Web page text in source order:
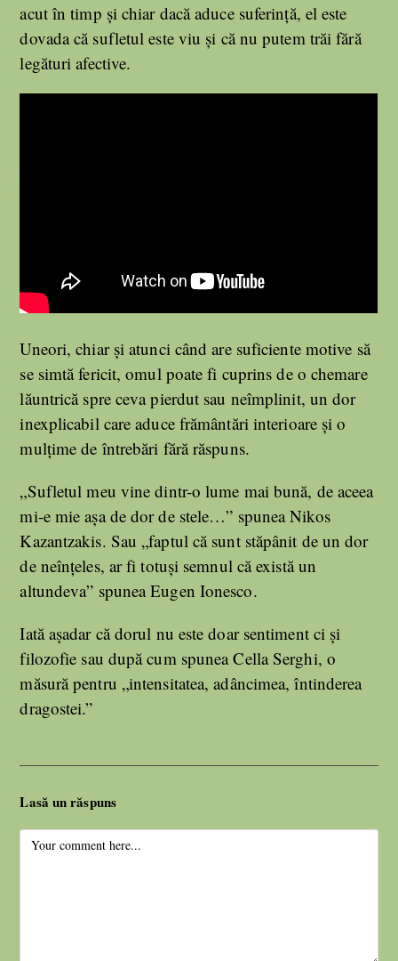
acut în timp și chiar dacă aduce suferință, el este
dovada că sufletul este viu și că nu putem trăi fără
legături afective.
Uneori, chiar și atunci când are suficiente motive să
se simtă fericit, omul poate fi cuprins de o chemare
lăuntrică spre ceva pierdut sau neîmplinit, un dor
inexplicabil care aduce frământări interioare și o
mulțime de întrebări fără răspuns.
„Sufletul meu vine dintr-o lume mai bună, de aceea
mi-e mie aşa de dor de stele…” spunea Nikos
Kazantzakis. Sau „faptul că sunt stăpânit de un dor
de neînțeles, ar fi totuşi semnul că există un
altundeva” spunea Eugen Ionesco.
Iată așadar că dorul nu este doar sentiment ci și
filozofie sau după cum spunea Cella Serghi, o
măsură pentru „intensitatea, adâncimea, întinderea
dragostei.”
Lasă un răspuns